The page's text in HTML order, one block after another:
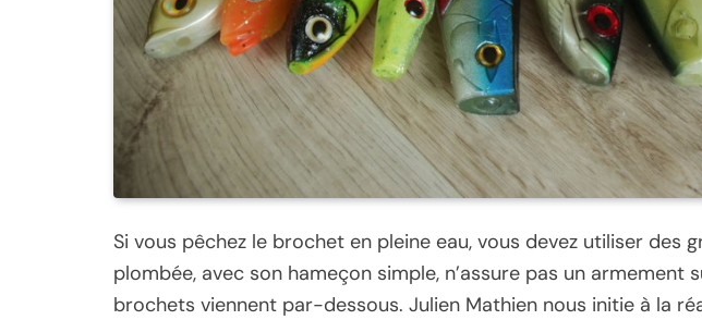
Si vous pêchez le brochet en pleine eau, vous devez utiliser des
plombée, avec son hameçon simple, n’assure pas un armement
brochets viennent par-dessous. Julien Mathien nous initie à la